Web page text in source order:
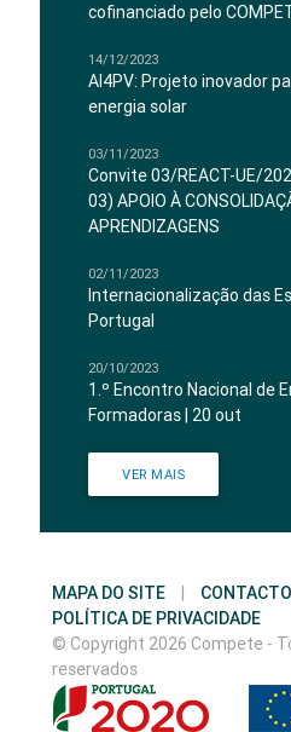
cofinanciado pelo
14/12/2023
AI4PV: Projeto inovador
energia solar
03/11/2023
Convite 03/REACT-UE/
03) APOIO À
APRENDIZAGENS
02/11/2023
Internacionalização das
Portugal
20/10/2023
1.º Encontro Nacional de
Formadoras | 20 out
VER MAIS
MAPA DO SITE |
POLÍTICA DE PRIVACIDADE
© Copyright 2026 Compete -
reservados